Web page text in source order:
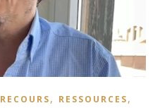
RECOURS, RESSOURCES,